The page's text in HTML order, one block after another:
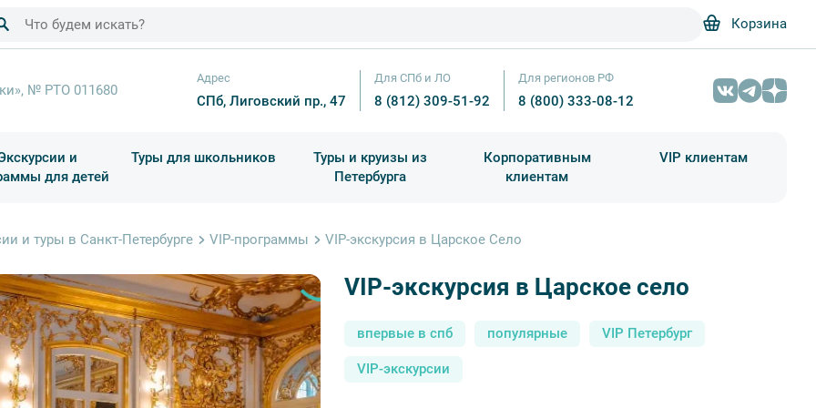
Корзина
№ РТО 011680
Адрес
СПб, Лиговский пр., 47
Для СПб и ЛО
8 (812) 309-51-92
Для регионов РФ
8 (800) 333-08-12
и
для детей
Туры для школьников
Туры и круизы из
Петербурга
Корпоративным
клиентам
VIP клиентам
и туры в Санкт-Петербурге VIP-программы VIP-экскурсия в Царское Село
VIP-экскурсия в Царское село
VIP-экскурсия в Царское Село — фото № 1 —
впервые в спб популярные VIP Петербург
VIP-экскурсии